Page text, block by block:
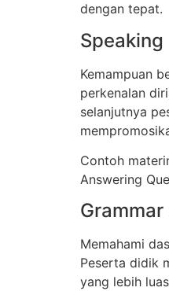
dengan tepat.
Kemampuan
perkenalan
selanjutnya
Contoh
Answering
Grammar
Memahami
Peserta didik
yang lebih luas